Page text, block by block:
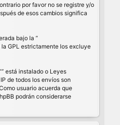
por favor no se registre y/o
de esos cambios significa
bajo la “
GPL estrictamente los excluye
está instalado o Leyes
de todos los envíos son
usuario acuerda que
podrán considerarse